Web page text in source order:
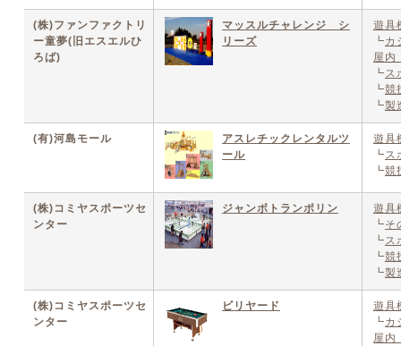
(株)ファンファクトリ
ー童夢(旧エスエルひ
ろば)
マッスルチャレンジ シ
リーズ
遊具
┗カ
屋内
┗ス
┗競
┗製
(有)河島モール
アスレチックレンタルツ
ール
遊具
┗ス
┗競
(株)コミヤスポーツセ
ンター
ジャンボトランポリン
遊具
┗そ
┗ス
┗競
┗製
(株)コミヤスポーツセ
ンター
ビリヤード
遊具
┗カ
屋内